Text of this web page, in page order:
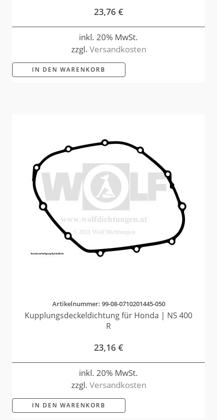
23,76 €
inkl. 20% MwSt.
zzgl. Versandkosten
IN DEN WARENKORB
Artikelnummer: 99-08-0710201445-050
Kupplungsdeckeldichtung für Honda | NS 400
R
23,16 €
inkl. 20% MwSt.
zzgl. Versandkosten
IN DEN WARENKORB